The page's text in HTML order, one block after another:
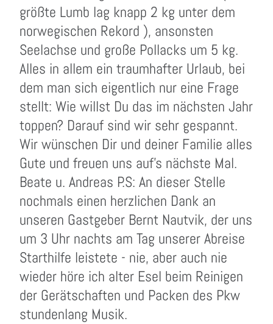
größte Lumb lag knapp 2 kg unter dem
norwegischen Rekord ), ansonsten
Seelachse und große Pollacks um 5 kg.
Alles in allem ein traumhafter Urlaub, bei
dem man sich eigentlich nur eine Frage
stellt: Wie willst Du das im nächsten Jahr
toppen? Darauf sind wir sehr gespannt.
Wir wünschen Dir und deiner Familie alles
Gute und freuen uns auf’s nächste Mal.
Beate u. Andreas P.S: An dieser Stelle
nochmals einen herzlichen Dank an
unseren Gastgeber Bernt Nautvik, der uns
um 3 Uhr nachts am Tag unserer Abreise
Starthilfe leistete - nie, aber auch nie
wieder höre ich alter Esel beim Reinigen
der Gerätschaften und Packen des Pkw
stundenlang Musik.